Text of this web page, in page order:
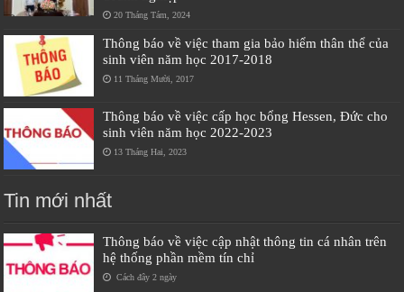
20 Tháng Tám, 2024
Thông báo về việc tham gia bảo hiểm thân thể của
sinh viên năm học 2017-2018
11 Tháng Mười, 2017
Thông báo về việc cấp học bổng Hessen, Đức cho
sinh viên năm học 2022-2023
13 Tháng Hai, 2023
Tin mới nhất
Thông báo về việc cập nhật thông tin cá nhân trên
hệ thống phần mềm tín chỉ
Cách đây 2 ngày